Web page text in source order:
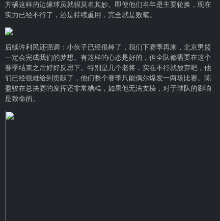
方硕这样的边缘球员就很莫名其妙。即便他们当年是主要轮换，现在
实力已经不行了，还是持续重用，完全就是败笔。
后续许利民还强调：小伙子已经很棒了，我们下赛季再来，北京男篮
一定会完成我们的梦想。有这样的心态是好的，但全队都需要在这个
赛季结束之后好好反思下。特别是几个老将，实在不行就放弃吧，他
们已经很难给到贡献了，他们整个赛季只能偶尔爆发一两场比赛。陈
盈骏在总决赛的发挥还非常糟糕，如果他无法支棱，对于球队的影响
是致命的。